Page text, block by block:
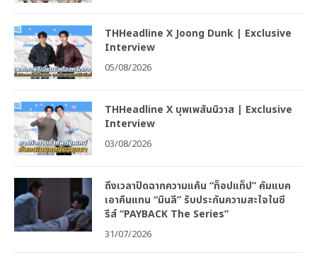
THHeadline X Joong Dunk | Exclusive
Interview
05/08/2026
THHeadline X บุพเพสันนิวาส | Exclusive
Interview
03/08/2026
ถึงเวลาปิดฉากความแค้น “ท็อปแท็ป” คัมแบค
เอาคืนแทน “มินลี” รับประกันความสะใจในซี
รีส์ “PAYBACK The Series”
31/07/2026